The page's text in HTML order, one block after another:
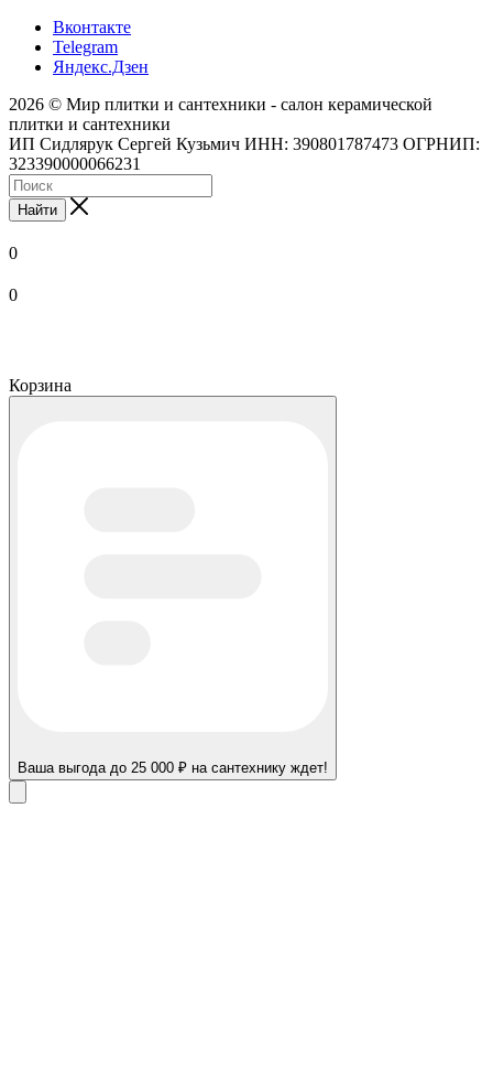
Вконтакте
Telegram
Яндекс.Дзен
2026 © Мир плитки и сантехники - салон керамической
плитки и сантехники
ИП Сидлярук Сергей Кузьмич ИНН: 390801787473 ОГРНИП:
323390000066231
Найти
0
0
Корзина
Ваша выгода до 25 000 ₽ на сантехнику ждет!